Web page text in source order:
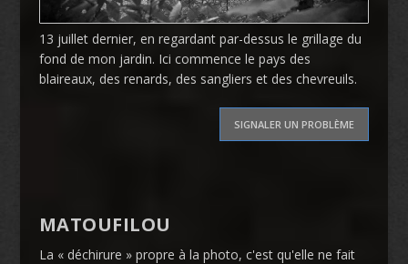
13 juillet dernier, en regardant par-dessus le grillage du
fond de mon jardin. Ici commence le pays des
blaireaux, des renards, des sangliers et des chevreuils.
SIGNALER UN PROBLÈME
MATOUFILOU
La « déchirure » propre à la photo, c'est qu'elle ne fait